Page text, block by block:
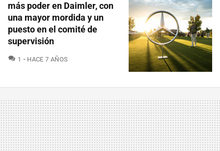
más poder en Daimler, con
una mayor mordida y un
puesto en el comité de
supervisión
1 COMENTARIOS
HACE 7 AÑOS